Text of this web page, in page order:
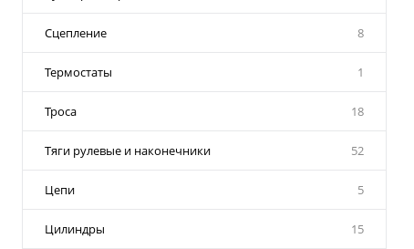
Сцепление 8
Термостаты 1
Троса 18
Тяги рулевые и наконечники 52
Цепи 5
Цилиндры 15